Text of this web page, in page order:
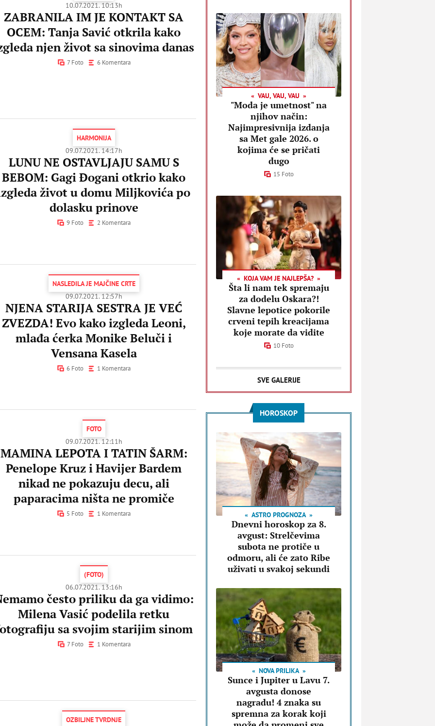
10.07.2021. 10:13h
ZABRANILA IM JE KONTAKT SA
OCEM: Tanja Savić otkrila kako
njen život sa sinovima danas
7 Foto 6 Komentara
HARMONIJA
09.07.2021. 14:17h
LUNU NE OSTAVLJAJU SAMU S
BEBOM: Gagi Đogani otkrio kako
život u domu Miljkovića po
dolasku prinove
9 Foto 2 Komentara
NASLEDILA JE MAJČINE CRTE
09.07.2021. 12:57h
NJENA STARIJA SESTRA JE VEĆ
ZVEZDA! Evo kako izgleda Leoni,
mlađa ćerka Monike Beluči i
Vensana Kasela
6 Foto 1 Komentara
FOTO
09.07.2021. 12:11h
MAMINA LEPOTA I TATIN ŠARM:
Penelope Kruz i Havijer Bardem
nikad ne pokazuju decu, ali
paparacima ništa ne promiče
5 Foto 1 Komentara
(FOTO)
06.07.2021. 13:16h
često priliku da ga vidimo:
Milena Vasić podelila retku
sa svojim starijim sinom
7 Foto 1 Komentara
OZBILJNE TVRDNJE
VAU, VAU, VAU
"Moda je umetnost" na
njihov način:
Najimpresivnija izdanja
sa Met gale 2026. o
kojima će se pričati
dugo
15 Foto
KOJA VAM JE NAJLEPŠA?
Šta li nam tek spremaju
za dodelu Oskara?!
Slavne lepotice pokorile
crveni tepih kreacijama
koje morate da vidite
10 Foto
SVE GALERIJE
HOROSKOP
ASTRO PROGNOZA
Dnevni horoskop za 8.
avgust: Strelčevima
subota ne protiče u
odmoru, ali će zato Ribe
uživati u svakoj sekundi
NOVA PRILIKA
Sunce i Jupiter u Lavu 7.
avgusta donose
nagradu! 4 znaka su
spremna za korak koji